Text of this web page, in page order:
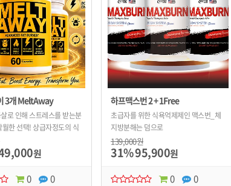
3개 MeltAway
로 인해 스트레스를 받는분
한 선택! 상급자정도의 식
까지! 체지방분해와 식욕억
원
0
0
하프맥스번 2 + 1Free
초급자를 위한 식욕억제제인 맥스번_체
지방분해는 덤으로
139,000원
31%95,900원
0
0